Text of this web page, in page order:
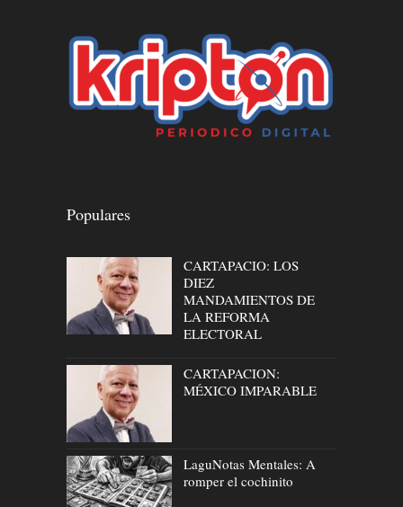
Populares
CARTAPACIO: LOS
DIEZ
MANDAMIENTOS DE
LA REFORMA
ELECTORAL
CARTAPACION:
MÉXICO IMPARABLE
LaguNotas Mentales: A
romper el cochinito